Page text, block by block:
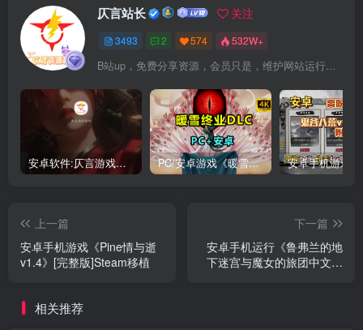
仄言站长 关注
3493 2 574 532W+
B站up，免费分享资源，会员只是，维护网站运行，会员权利为可以支持本地下载，更多内容，敬请期待！
安卓软件:仄言游戏库4.0APP全新上架了！没有下的赶紧下载呀！ PC/安卓游戏《暖雪最新v3.1.0.1》终业DLC整合版！
上一篇
安卓手机游戏《Pine情与逝
v1.4》[完整版]Steam移植
下一篇
安卓手机运行《鲁弗兰的地
下迷宫与魔女的旅团中文修
相关推荐